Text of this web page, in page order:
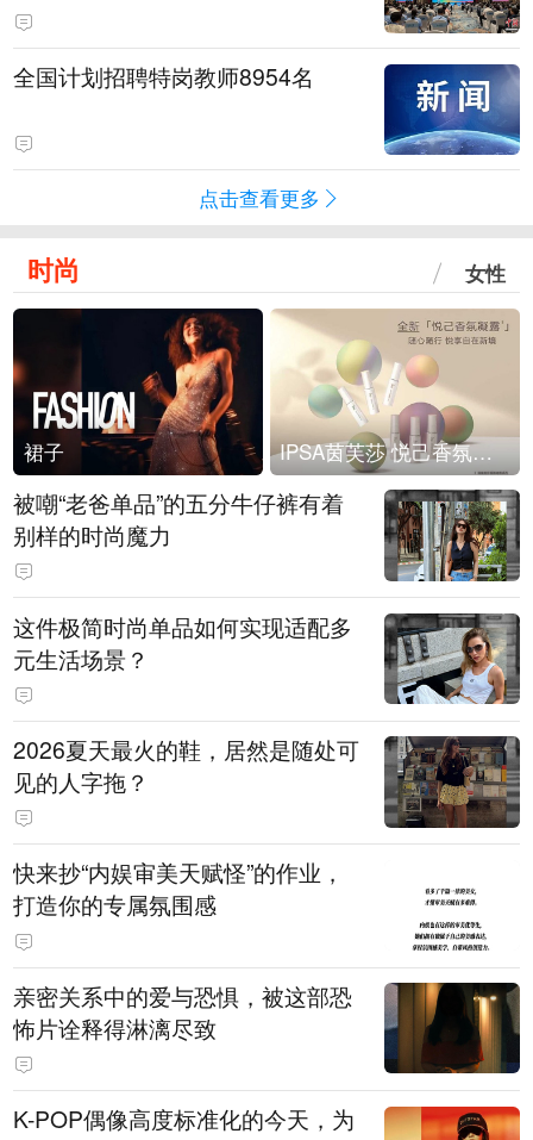
全国计划招聘特岗教师8954名
点击查看更多
时尚 女性
裙子 IPSA茵芙莎 悦己香氛凝露上市
被嘲“老爸单品”的五分牛仔裤有着
别样的时尚魔力
这件极简时尚单品如何实现适配多
元生活场景？
2026夏天最火的鞋，居然是随处可
见的人字拖？
快来抄“内娱审美天赋怪”的作业，
打造你的专属氛围感
亲密关系中的爱与恐惧，被这部恐
怖片诠释得淋漓尽致
K-POP偶像高度标准化的今天，为